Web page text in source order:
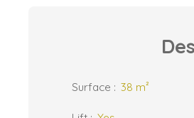
Surface : 38 m²